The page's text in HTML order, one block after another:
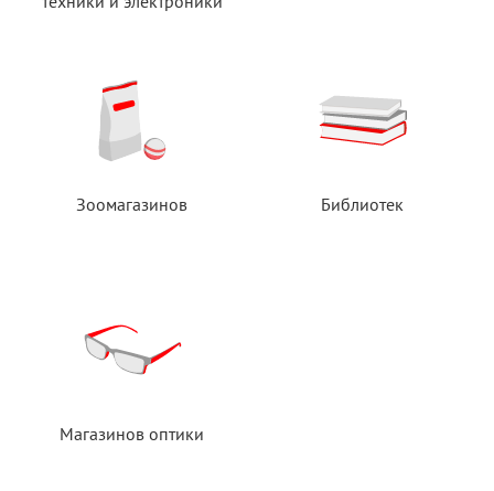
Зоомагазинов Библиотек
Магазинов оптики